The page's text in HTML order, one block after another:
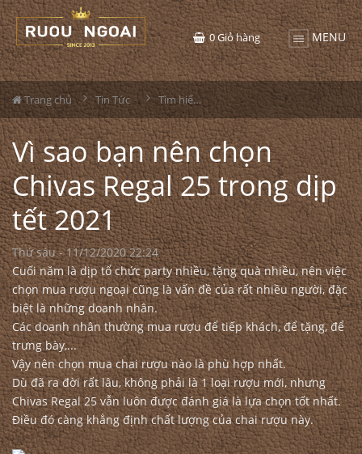
MENU
0Giỏ hàng
Trang chủ Tin Tức Tìm hiểu về rượu
Vì sao bạn nên chọn
Chivas Regal 25 trong dịp
tết 2021
Thứ sáu - 11/12/2020 22:24
Cuối năm là dịp tổ chức party nhiều, tặng quà nhiều, nên việc
chọn mua rượu ngoại cũng là vấn đề của rất nhiều người, đặc
biệt là những doanh nhân.
Các doanh nhân thường mua rượu để tiếp khách, để tặng, để
trưng bày,...
Vậy nên chọn mua chai rượu nào là phù hợp nhất.
Dù đã ra đời rất lâu, không phải là 1 loại rượu mới, nhưng
Chivas Regal 25 vẫn luôn được đánh giá là lựa chọn tốt nhất.
Điều đó càng khẳng định chất lượng của chai rượu này.